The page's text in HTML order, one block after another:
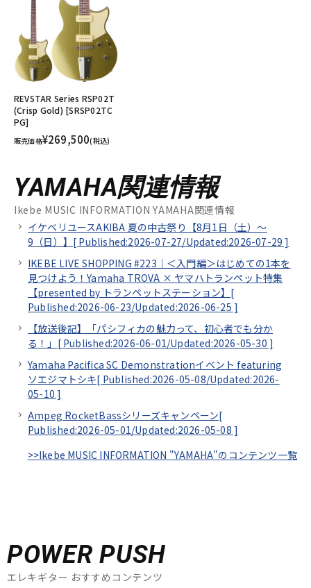
REVSTAR Series RSP02T
(Crisp Gold) [SRSP02TC
PG]
販売価格¥269,500(税込)
YAMAHA関連情報
Ikebe MUSIC INFORMATION YAMAHA関連情報
イケベリユースAKIBA 夏の中古祭り【8月1日（土）～
9（日）】[ Published:2026-07-27/Updated:2026-07-29 ]
IKEBE LIVE SHOPPING #223｜＜入門編＞はじめての1本を
見つけよう！Yamaha TROVA × ヤマハトランペット特集
【presented by トランペットステーション】[
Published:2026-06-23/Updated:2026-06-25 ]
【放送後記】「パシフィカの魅力って、初心者でも分か
る！」[ Published:2026-06-01/Updated:2026-05-30 ]
Yamaha Pacifica SC Demonstrationイベント featuring
ソエジマトシキ[ Published:2026-05-08/Updated:2026-
05-10 ]
Ampeg RocketBassシリーズキャンペーン[
Published:2026-05-01/Updated:2026-05-08 ]
>>Ikebe MUSIC INFORMATION "YAMAHA"のコンテンツ一覧
POWER PUSH
エレキギター おすすめコンテンツ